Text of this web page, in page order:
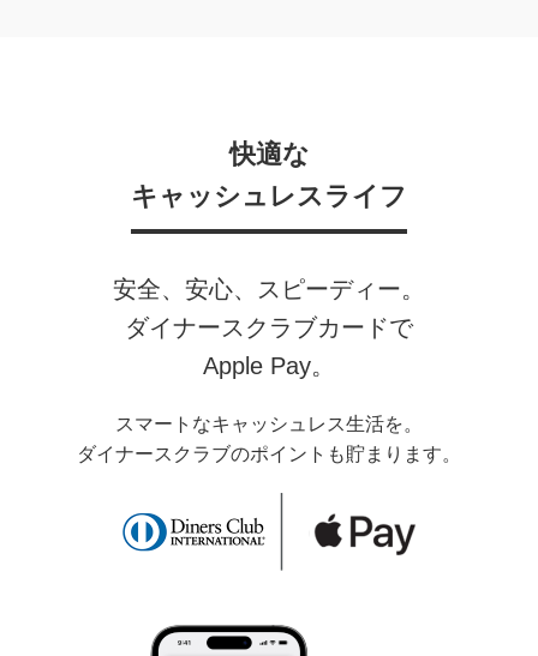
快適な
キャッシュレスライフ
安全、安心、スピーディー。
ダイナースクラブカードで
Apple Pay。
スマートなキャッシュレス生活を。
ダイナースクラブのポイントも貯まります。